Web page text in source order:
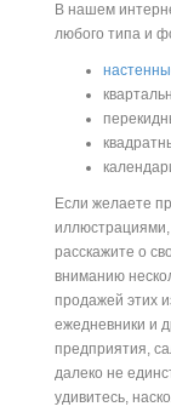
В нашем
любого типа и
Если желаете
иллюстрациями,
расскажите о
вниманию
продажей этих
ежедневники и
предприятия,
далеко не
удивитесь,